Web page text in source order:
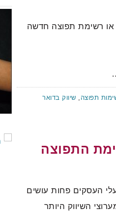
רשימת תפוצה חדשה
תפוצה , שיווק בדואר
התפוצה
העסקים פחות עושים
השיווק היותר